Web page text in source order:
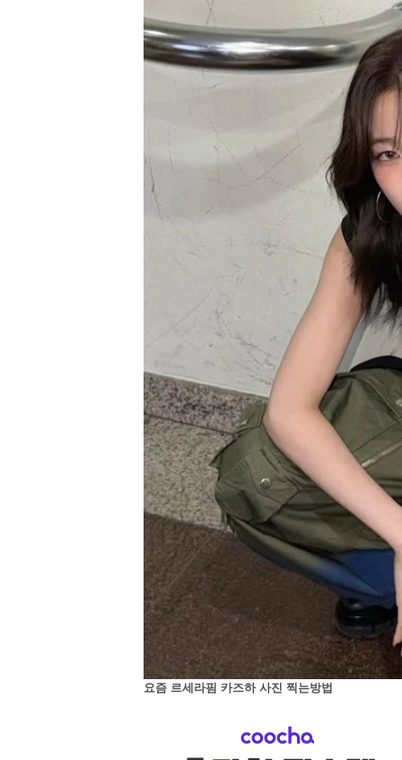
요즘 르세라핌 카즈하 사진 찍는방법